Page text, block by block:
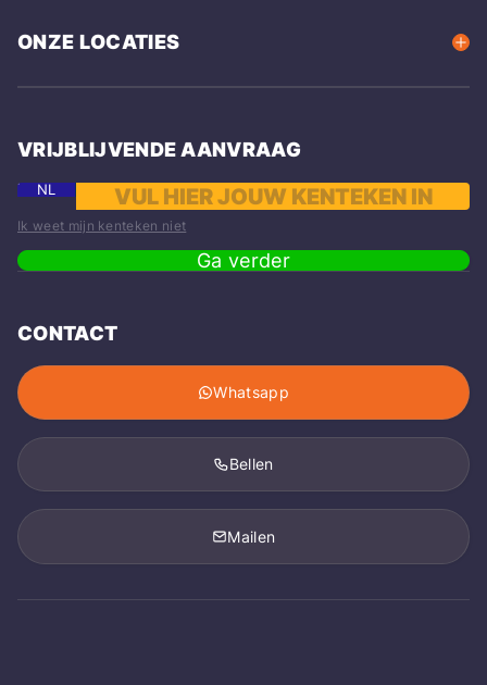
ONZE LOCATIES
VRIJBLIJVENDE AANVRAAG
NL
Ik weet mijn kenteken niet
Ga verder
CONTACT
Whatsapp
Bellen
Mailen